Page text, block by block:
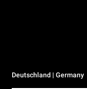
Deutschland | Germany